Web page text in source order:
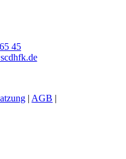
45
| AGB |